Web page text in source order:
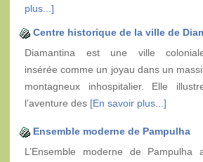
plus...]
Centre historique de la ville de
Diamantina est une ville
insérée comme un joyau dans un
montagneux inhospitalier. Elle
l’aventure des [En savoir plus...]
Ensemble moderne de Pampulha
L’Ensemble moderne de Pampulha